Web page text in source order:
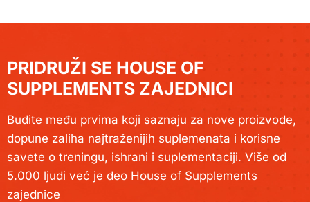
PRIDRUŽI SE HOUSE OF
SUPPLEMENTS ZAJEDNICI
Budite među prvima koji saznaju za nove proizvode,
dopune zaliha najtraženijih suplemenata i korisne
savete o treningu, ishrani i suplementaciji. Više od
5.000 ljudi već je deo House of Supplements
zajednice